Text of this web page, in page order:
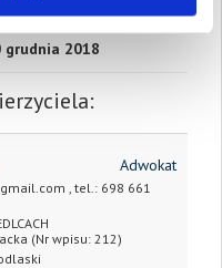
grudnia 2018
Adwokat
, tel.: 698 661
(Nr wpisu: 212)